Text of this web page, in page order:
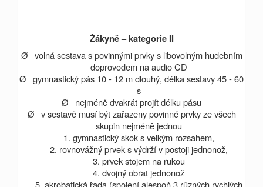
Žákyně – kategorie II
Ø volná sestava s povinnými prvky s libovolným hudebním
doprovodem na audio CD
Ø gymnastický pás 10 - 12 mdlouhý, délka sestavy 45 - 60
s
Ø
nejméně dvakrát projít délku pásu
Ø v sestavě musí být zařazeny povinné prvky ze všech
skupin nejméně jednou
1. gymnastický skok s velkým rozsahem,
2. rovnovážný prvek s výdrží v postoji jednonož,
3. prvek stojem na rukou
4. dvojný obrat jednonož
5. akrobatická řada (spojení alespoň 3 různých rychlých